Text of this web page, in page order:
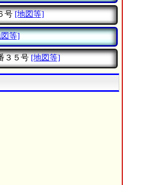
号 [地図等]
等]
３５号 [地図等]